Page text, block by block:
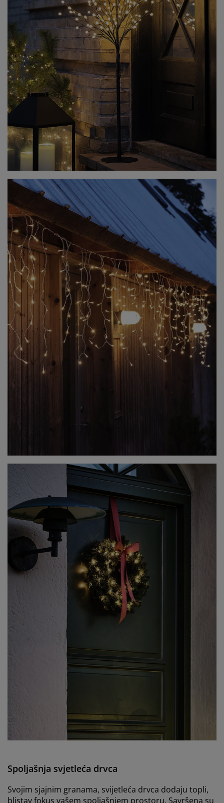
Spoljašnja svjetleća drvca
Svojim sjajnim granama, svijetleća drvca dodaju topli,
blistav fokus vašem spoljašnjem prostoru. Savršena su